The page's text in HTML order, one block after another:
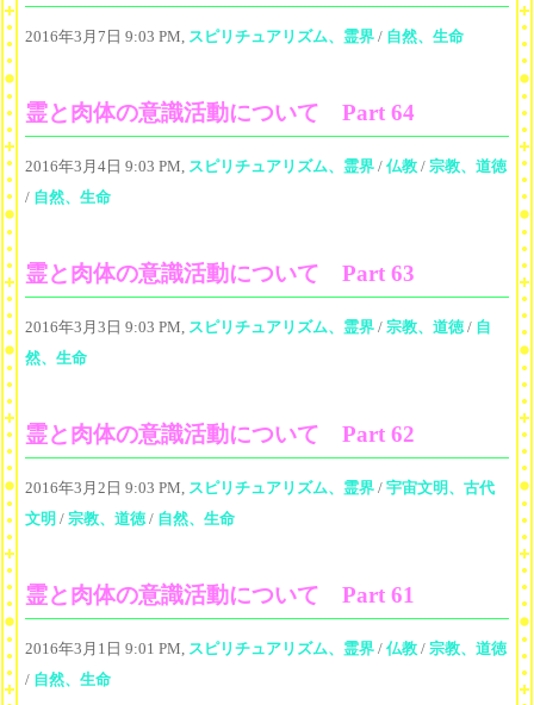
2016年3月7日 9:03 PM, スピリチュアリズム、霊界 / 自然、生命
霊と肉体の意識活動について Part 64
2016年3月4日 9:03 PM, スピリチュアリズム、霊界 / 仏教 / 宗教、道徳
/ 自然、生命
霊と肉体の意識活動について Part 63
2016年3月3日 9:03 PM, スピリチュアリズム、霊界 / 宗教、道徳/ 自
然、生命
霊と肉体の意識活動について Part 62
2016年3月2日 9:03 PM, スピリチュアリズム、霊界 / 宇宙文明、古代
文明 / 宗教、道徳/ 自然、生命
霊と肉体の意識活動について Part 61
2016年3月1日 9:01 PM, スピリチュアリズム、霊界 / 仏教 / 宗教、道徳
/ 自然、生命